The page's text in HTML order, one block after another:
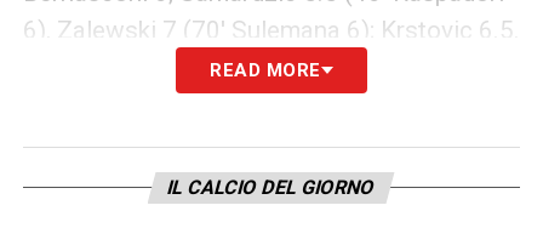
6), Zalewski 7 (70′ Sulemana 6); Krstovic 6.5.
READ MORE
IL CALCIO DEL GIORNO